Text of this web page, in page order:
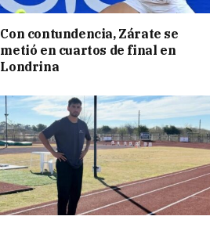
Con contundencia, Zárate se
metió en cuartos de final en
Londrina